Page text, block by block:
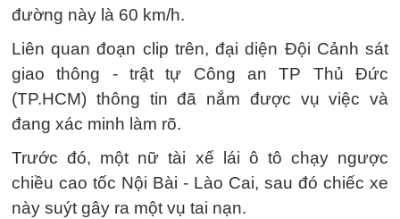
đường này là 60 km/h.
Liên quan đoạn clip trên, đại diện Đội Cảnh sát
giao thông - trật tự Công an TP Thủ Đức
(TP.HCM) thông tin đã nắm được vụ việc và
đang xác minh làm rõ.
Trước đó, một nữ tài xế lái ô tô chạy ngược
chiều cao tốc Nội Bài - Lào Cai, sau đó chiếc xe
này suýt gây ra một vụ tai nạn.